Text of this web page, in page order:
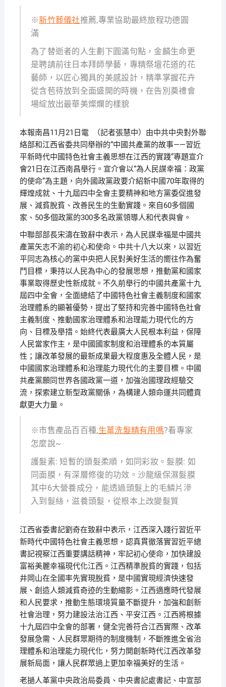
※新竹葬儀社推薦,專業協助最終旅程功德圓
滿
為了替逝者的人生劃下圓滿句點，金麟生命更
是聘請前往日本拜師學藝，專精祭壇花道的花
藝師，以匠心獨具的美感設計，精準掌握花卉
從含苞待放到全面盛開的時機，在告別奠禮會
場綻放出最華美燦爛的樣貌
本報南昌11月21日電 （記者張慧中）由中共中央對外聯
絡部和江西省委共同舉辦的“中國共產黨的故事——習近
平新時代中國特色社會主義思想在江西的實踐”專題宣介
會21日在江西南昌舉行。宣介會以“為人民謀幸福：政黨
的使命”為主題，向外國政黨政要介紹新中國70年取得的
輝煌成就、十九屆四中全會主要精神和地方黨委促進發
展、減貧脫貧、改善民生的生動實踐。來自60多個國
家、50多個政黨的300多名政黨領導人和代表與會。
中聯部部長宋濤在致辭中表示，為人民謀幸福是中國共
產黨矢志不渝的初心和使命。中共十八大以來，以習近
平同志為核心的黨中央把人民對美好生活的嚮往作為奮
鬥目標，秉持以人民為中心的發展思想，推動黨和國家
事業取得歷史性新成就。不久前舉行的中國共產黨十九
屆四中全會，全面總結了中國特色社會主義制度和國家
治理體系的顯著優勢，提出了堅持和完善中國特色社會
主義制度、推動國家治理體系和治理能力現代化的方
向、目標及舉措。始終代表最廣大人民根本利益，保障
人民當家作主，是中國國家制度和治理體系的本質屬
性；讓改革發展的最新成果最大程度惠及全體人民，是
中國國家治理體系和治理能力現代化的主要目標。中國
共產黨願同世界各國政黨一道，加強治國理政經驗交
流，探索建立新型政黨關係，為構建人類命運共同體貢
獻更大力量。
※市售產品百百種,生薑洗髮精有用嗎?看專家
怎麼說~
護髮素: 短暫的頭髮柔順，如同彩妝。髮膜: 如
同面膜，有深層修復的功效。沙龍級保濕髮膜
其中6大營養成分，能透過頭髮上的毛鱗片滲
入到髮絲，滋養頭髮，從根本上改變髮質
江西省委書記劉奇在致辭中表示，江西深入踐行習近平
新時代中國特色社會主義思想，認真貫徹落實習近平總
書記視察江西重要講話精神，牢記初心使命，加快建設
富裕美麗幸福現代化江西。江西精準脫貧的實踐，包括
井岡山在全國率先實現脫貧，是中國實現經濟快速發
展、創造人類減貧奇迹的生動縮影。江西適應時代發展
和人民要求，推動生態環境質量不斷提升，加強和創新
社會治理，努力建設法治江西、平安江西。江西將根據
十九屆四中全會的部署，健全完善符合江西實際、改革
發展急需、人民群眾期待的制度機制，不斷推進全省治
理體系和治理能力現代化，努力開創新時代江西改革發
展新局面，讓人民群眾過上更加幸福美好的生活。
老撾人革黨中央政治局委員、中央書記處書記、中宣部